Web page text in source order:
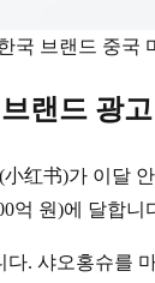
국 브랜드 중국
랜드 광
红书)가 이달
억 원)에 달합
. 샤오홍슈를